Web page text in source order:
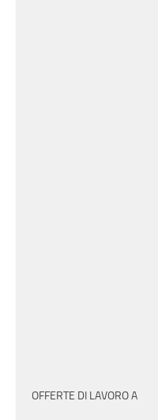
OFFERTE DI LAVORO A